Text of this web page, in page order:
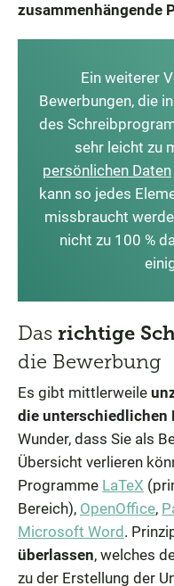
zusammenhängende
Ein weiterer
Bewerbungen, die
des
sehr leicht zu
persönlichen Daten
kann so jedes
missbraucht
nicht zu 100 %
Das richtige
die Bewerbung
Es gibt mittlerweile
die unterschiedlichen
Wunder, dass Sie als
Übersicht verlieren
Programme LaTeX
Bereich), OpenOffice,
Microsoft Word .
überlassen, welches
zu der Erstellung der